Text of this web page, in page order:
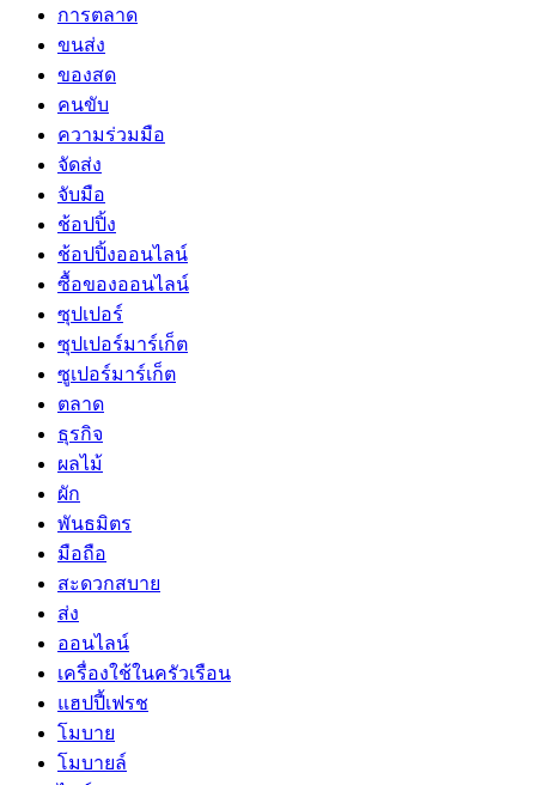
การตลาด
ขนส่ง
ของสด
คนขับ
ความร่วมมือ
จัดส่ง
จับมือ
ช้อปปิ้ง
ช้อปปิ้งออนไลน์
ซื้อของออนไลน์
ซุปเปอร์
ซุปเปอร์มาร์เก็ต
ซูเปอร์มาร์เก็ต
ตลาด
ธุรกิจ
ผลไม้
ผัก
พันธมิตร
มือถือ
สะดวกสบาย
ส่ง
ออนไลน์
เครื่องใช้ในครัวเรือน
แฮปปี้เฟรช
โมบาย
โมบายล์